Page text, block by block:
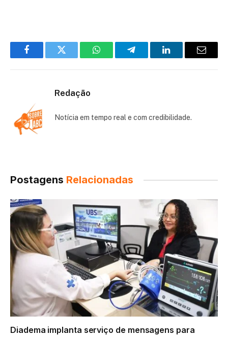
FacebookTwitter WhatsAppTelegramLinkedInEmail
Redação
Notícia em tempo real e com credibilidade.
Postagens Relacionadas
Diadema implanta serviço de mensagens para